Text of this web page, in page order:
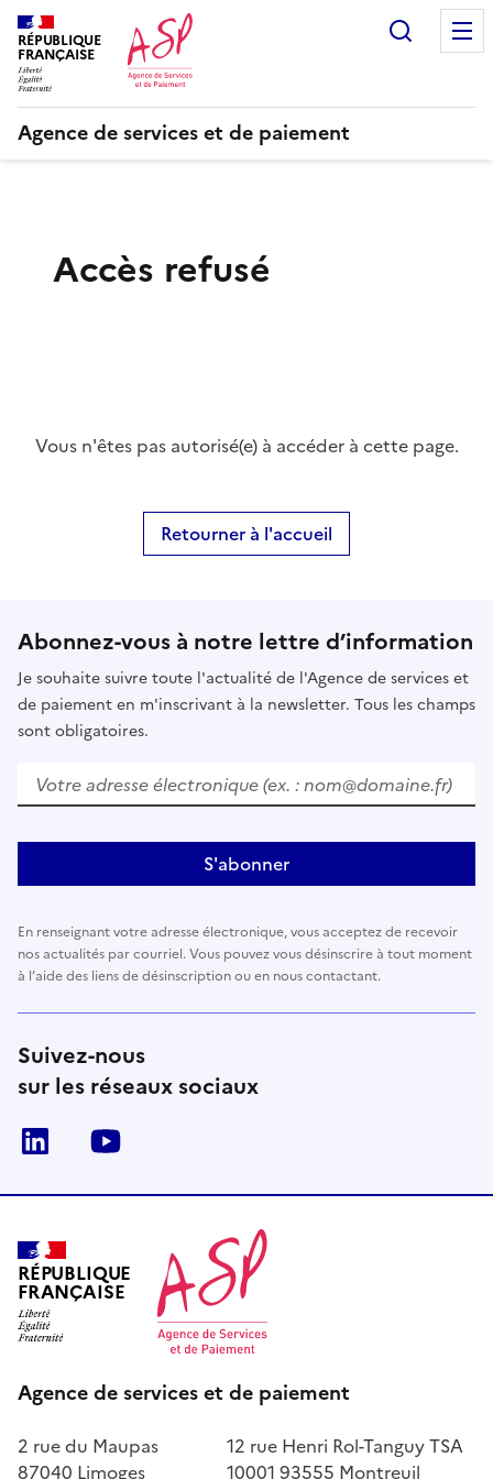
RÉPUBLIQUE
FRANÇAISE
Agence de services et de paiement
Accès refusé
Vous n'êtes pas autorisé(e) à accéder à cette page.
Retourner à l'accueil
Abonnez-vous à notre lettre d’information
Je souhaite suivre toute l'actualité de l'Agence de services et
de paiement en m'inscrivant à la newsletter. Tous les champs
sont obligatoires.
Votre adresse électronique (ex. : nom@domaine.fr)
S'abonner
En renseignant votre adresse électronique, vous acceptez de recevoir
nos actualités par courriel. Vous pouvez vous désinscrire à tout moment
à l’aide des liens de désinscription ou en nous contactant.
Suivez-nous
sur les réseaux sociaux
LinkedIn
RÉPUBLIQUE
FRANÇAISE
Agence de services et de paiement
2 rue du Maupas
87040 Limoges
12 rue Henri Rol-Tanguy TSA
10001 93555 Montreuil